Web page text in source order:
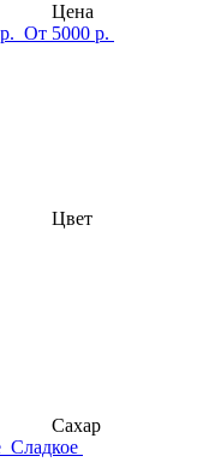
Цена
От 5000 р.
Цвет
Сахар
Сладкое